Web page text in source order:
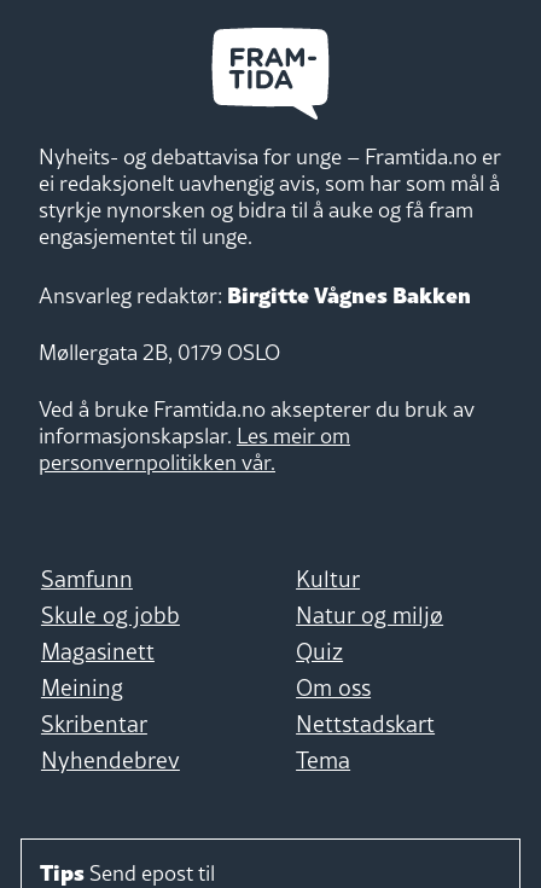
Nyheits- og debattavisa for unge – Framtida.no er
ei redaksjonelt uavhengig avis, som har som mål å
styrkje nynorsken og bidra til å auke og få fram
engasjementet til unge.
Ansvarleg redaktør: Birgitte Vågnes Bakken
Møllergata 2B, 0179 OSLO
Ved å bruke Framtida.no aksepterer du bruk av
informasjonskapslar. Les meir om
personvernpolitikken vår.
Samfunn
Kultur
Skule og jobb
Natur og miljø
Magasinett
Quiz
Meining
Om oss
Skribentar
Nettstadskart
Nyhendebrev
Tema
Tips Send epost til